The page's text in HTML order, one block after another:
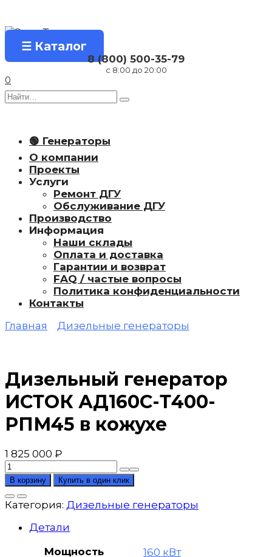
содержанию
☰ Каталог
8 (800) 500-35-79
с 8:00 до 20:00
0
Search
for:
🟢 Генераторы
О компании
Проекты
Услуги
Ремонт ДГУ
Обслуживание ДГУ
Производство
Информация
Наши склады
Оплата и доставка
Гарантии и возврат
FAQ / частые вопросы
Политика конфиденциальности
Контакты
Главная
Дизельные генераторы
Дизельный генератор
ИСТОК АД160С-Т400-
РПМ45 в кожухе
1 825 000 ₽
Количество
товара
Дизельный
генератор
АД160С-
В корзину Купить в один клик
Категория: Дизельные генераторы
Детали
Мощность
160 кВт